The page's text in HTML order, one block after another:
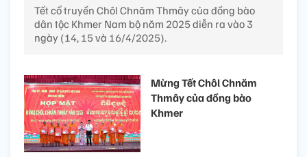
Tết cổ truyền Chôl Chnăm Thmây của đồng bào
dân tộc Khmer Nam bộ năm 2025 diễn ra vào 3
ngày (14, 15 và 16/4/2025).
Mừng Tết Chôl Chnăm
Thmây của đồng bào
Khmer